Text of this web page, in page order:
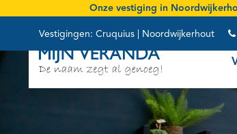
Onze vestiging in
Vestigingen: Cruquius Noordwijkerhout